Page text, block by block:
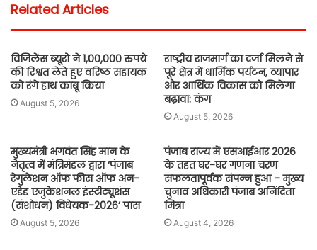
Related Articles
विजिलेंस ब्यूरो ने 1,00,000 रुपये
की रिश्वत लेते हुए वरिष्ठ सहायक
को रंगे हाथ काबू किया
August 5, 2026
राष्ट्रीय राजमार्ग का दर्जा मिलने से
पूरे क्षेत्र में धार्मिक पर्यटन, व्यापार
और आर्थिक विकास को मिलेगा
बढ़ावा: कंग
August 5, 2026
मुख्यमंत्री भगवंत सिंह मान के
नेतृत्व में मंत्रिमंडल द्वारा ‘पंजाब
रेगुलेशन ऑफ फीस ऑफ अन-
एडेड एजुकेशनल इंस्टीट्यूशंस
(संशोधन) विधेयक-2026’ पास
August 5, 2026
पंजाब राज्य में एसआईआर 2026
के तहत घर-घर गणना चरण
सफलतापूर्वक संपन्न हुआ – मुख्य
चुनाव अधिकारी पंजाब अनिंदिता
मित्रा
August 4, 2026